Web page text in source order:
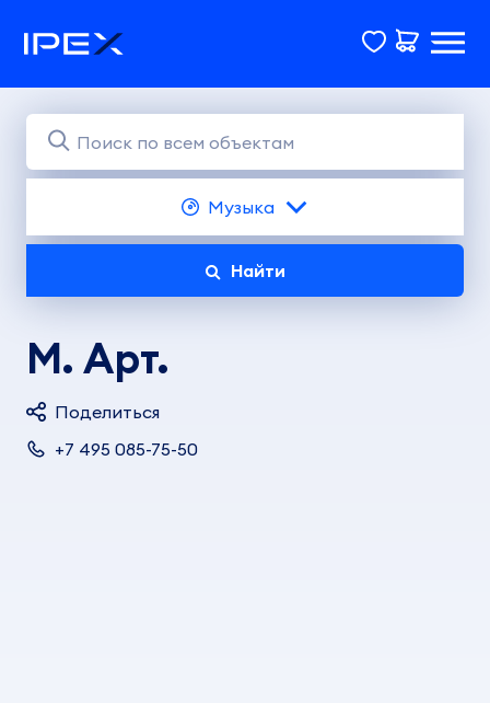
Музыка
Найти
М. Арт.
Поделиться
+7 495 085-75-50